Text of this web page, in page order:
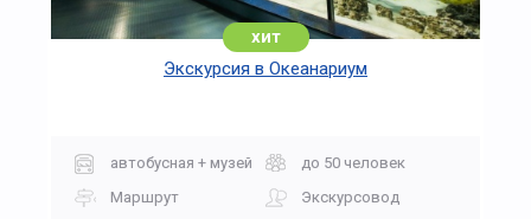
хит
Экскурсия в Океанариум
автобусная + музей
до 50 человек
Маршрут
Экскурсовод